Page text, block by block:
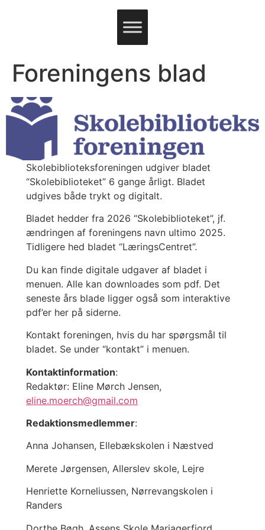
Foreningens blad
Skolebiblioteksforeningen udgiver bladet
“Skolebiblioteket” 6 gange årligt. Bladet
udgives både trykt og digitalt.
Bladet hedder fra 2026 “Skolebiblioteket”, jf.
ændringen af foreningens navn ultimo 2025.
Tidligere hed bladet “LæringsCentret”.
Du kan finde digitale udgaver af bladet i
menuen. Alle kan downloades som pdf. Det
seneste års blade ligger også som interaktive
pdf’er her på siderne.
Kontakt foreningen, hvis du har spørgsmål til
bladet. Se under “kontakt” i menuen.
Kontaktinformation:
Redaktør: Eline Mørch Jensen,
eline.moerch@gmail.com
Redaktionsmedlemmer:
Anna Johansen, Ellebækskolen i Næstved
Merete Jørgensen, Allerslev skole, Lejre
Henriette Korneliussen, Nørrevangskolen i
Randers